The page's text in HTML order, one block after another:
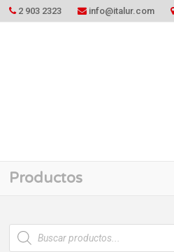
2 903 2323 info@italur.com
Productos
Búsqueda
de
productos